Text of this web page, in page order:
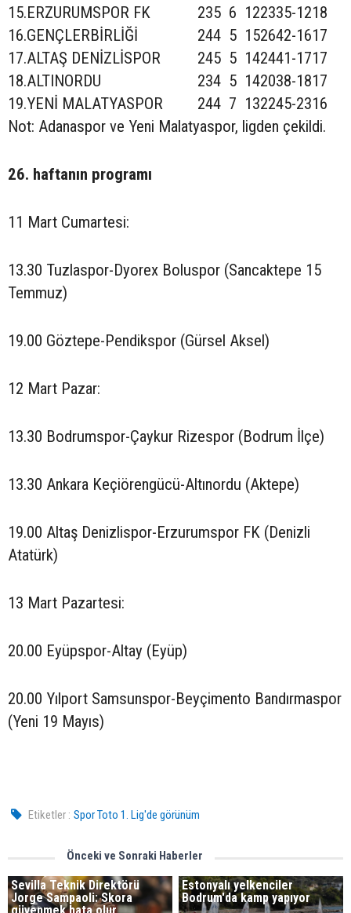
15.ERZURUMSPOR FK
235 6 122335-1218
16.GENÇLERBİRLİĞİ
244 5 152642-1617
17.ALTAŞ DENİZLİSPOR
245 5 142441-1717
18.ALTINORDU
234 5 142038-1817
19.YENİ MALATYASPOR
244 7 132245-2316
Not: Adanaspor ve Yeni Malatyaspor, ligden çekildi.
26. haftanın programı
11 Mart Cumartesi:
13.30 Tuzlaspor-Dyorex Boluspor (Sancaktepe 15
Temmuz)
19.00 Göztepe-Pendikspor (Gürsel Aksel)
12 Mart Pazar:
13.30 Bodrumspor-Çaykur Rizespor (Bodrum İlçe)
13.30 Ankara Keçiörengücü-Altınordu (Aktepe)
19.00 Altaş Denizlispor-Erzurumspor FK (Denizli
Atatürk)
13 Mart Pazartesi:
20.00 Eyüpspor-Altay (Eyüp)
20.00 Yılport Samsunspor-Beyçimento Bandırmaspor
(Yeni 19 Mayıs)
Etiketler : Spor Toto 1. Lig'de görünüm
Önceki ve Sonraki Haberler
Sevilla Teknik Direktörü
Jorge Sampaoli: Skora
Estonyalı yelkenciler
Bodrum'da kamp yapıyor